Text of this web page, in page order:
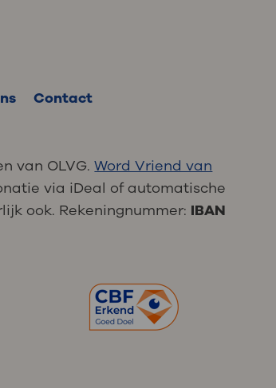
Contact
van OLVG.Word Vriend van
via iDeal of automatische
ook. Rekeningnummer: IBAN